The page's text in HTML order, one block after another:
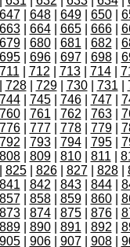
647| 648| 649| 650|
663| 664| 665| 666|
679| 680| 681 682
695| 696| 697| 698|
711 712 713| 714|
728| 729| 730| 731
744| 745| 746| 747|
760| 761 762 763|
776| 777| 778| 779|
792 793| 794| 795|
808| 809| 810| 811
825| 826| 827| 828|
841 842 843| 844|
857| 858| 859| 860|
873| 874| 875| 876|
889| 890| 891 892
905| 906| 907| 908|